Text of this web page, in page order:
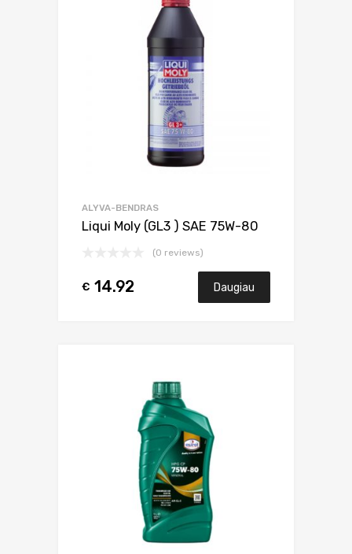
ALYVA-BENDRAS
Liqui Moly (GL3 ) SAE 75W-80
(0 reviews)
€ 14.92 Daugiau